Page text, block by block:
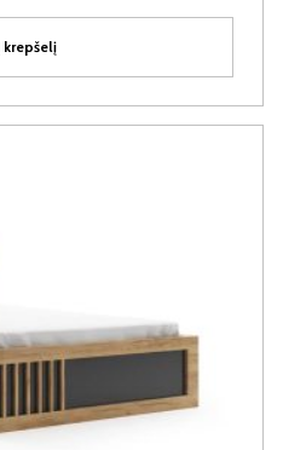
krepšelį